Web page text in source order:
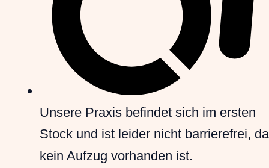
Unsere Praxis befindet sich im ersten
Stock und ist leider nicht barrierefrei, da
kein Aufzug vorhanden ist.